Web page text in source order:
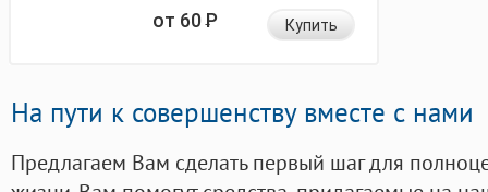
от 60Р Купить
На пути к совершенству вместе с нами
Предлагаем Вам сделать первый шаг для